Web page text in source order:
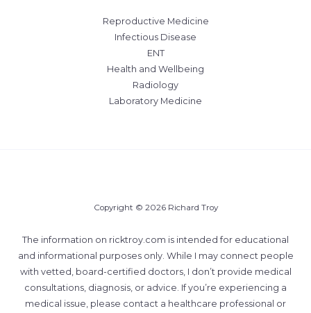
Reproductive Medicine
Infectious Disease
ENT
Health and Wellbeing
Radiology
Laboratory Medicine
Copyright © 2026 Richard Troy
The information on ricktroy.com is intended for educational
and informational purposes only. While I may connect people
with vetted, board-certified doctors, I don’t provide medical
consultations, diagnosis, or advice. If you’re experiencing a
medical issue, please contact a healthcare professional or